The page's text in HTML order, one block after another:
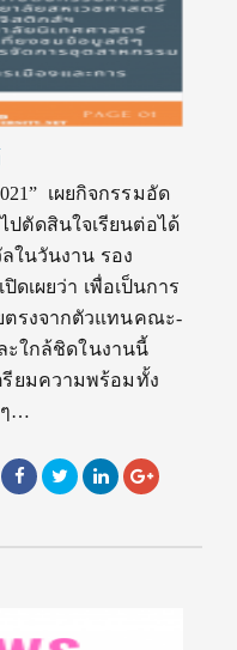
เผยกิจกรรมอัด
ตัดสินใจเรียนต่อได้
ในวันงาน รอง
เผยว่า เพื่อเป็นการ
ตรงจากตัวแทนคณะ-
ะใกล้ชิดในงานนี้
ยมความพร้อมทั้ง
ๆ…